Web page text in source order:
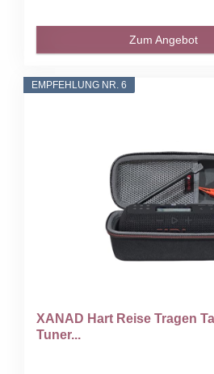
Zum Angebot
EMPFEHLUNG NR. 6
XANAD Hart Reise Tragen
Tuner...